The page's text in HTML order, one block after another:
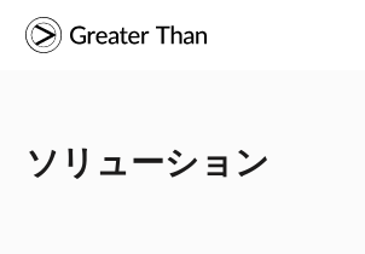
ソリューション